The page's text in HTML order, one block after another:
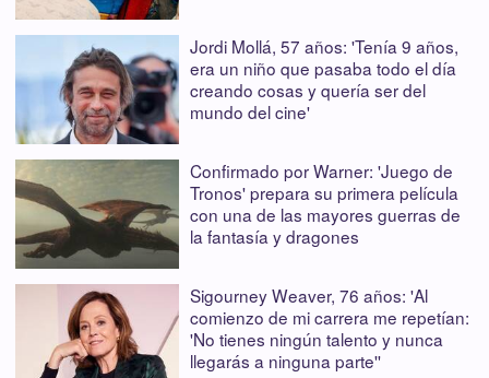
Jordi Mollá, 57 años: 'Tenía 9 años,
era un niño que pasaba todo el día
creando cosas y quería ser del
mundo del cine'
Confirmado por Warner: 'Juego de
Tronos' prepara su primera película
con una de las mayores guerras de
la fantasía y dragones
Sigourney Weaver, 76 años: 'Al
comienzo de mi carrera me repetían:
'No tienes ningún talento y nunca
llegarás a ninguna parte''